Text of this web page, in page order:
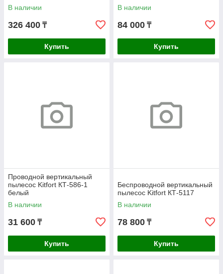
В наличии
326 400 ₸
Купить
В наличии
84 000 ₸
Купить
Проводной вертикальный
пылесос Kitfort КТ-586-1
белый
В наличии
31 600 ₸
Купить
Беспроводной вертикальный
пылесос Kitfort КТ-5117
В наличии
78 800 ₸
Купить